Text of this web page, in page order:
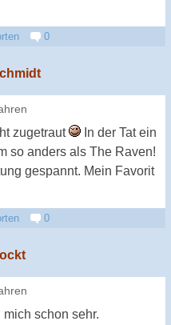
0
zugetraut
In der Tat ein
so anders als The Raven!
gespannt. Mein Favorit
0
schon sehr.